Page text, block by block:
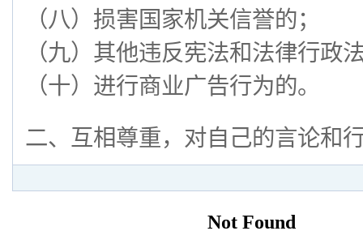
（八）损害国家机关信誉的；
（九）其他违反宪法和法律行政
（十）进行商业广告行为的。
二、互相尊重，对自己的言论和